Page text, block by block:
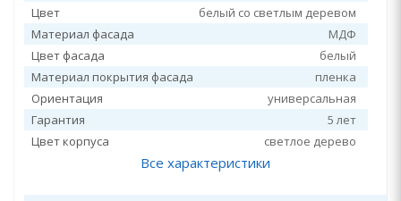
Цвет
белый со светлым деревом
Материал фасада
МДФ
Цвет фасада
белый
Материал покрытия фасада
пленка
Ориентация
универсальная
Гарантия
5 лет
Цвет корпуса
светлое дерево
Все характеристики